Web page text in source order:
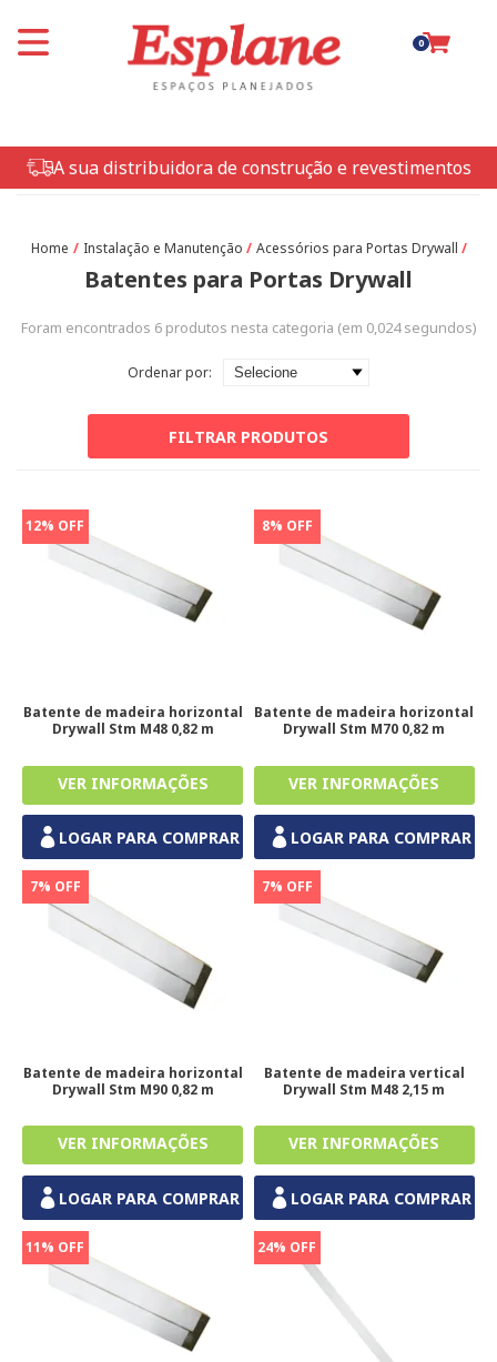
0
A sua distribuidora de construção e revestimentos
Instalação e Manutenção Acessórios para Portas Drywall
Batentes para Portas Drywall
Foram encontrados 6produtos nesta categoria (em 0,024segundos)
Ordenar por:
FILTRAR PRODUTOS
12% OFF
Batente de madeira horizontal
Drywall Stm M48 0,82 m
LOGAR PARA COMPRAR
8% OFF
Batente de madeira horizontal
Drywall Stm M70 0,82 m
LOGAR PARA COMPRAR
7% OFF
Batente de madeira horizontal
Drywall Stm M90 0,82 m
LOGAR PARA COMPRAR
7% OFF
Batente de madeira vertical
Drywall Stm M48 2,15 m
LOGAR PARA COMPRAR
11% OFF 24% OFF